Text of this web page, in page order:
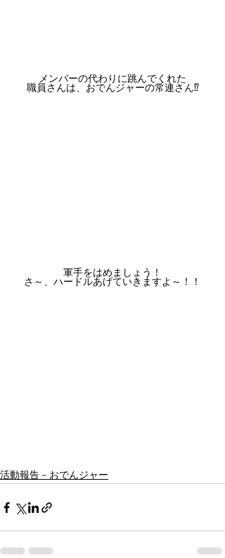
メンバーの代わりに跳んでくれた
職員さんは、おでんジャーの常連さん⁉
軍手をはめましょう！
さ～、ハードルあげていきますよ～！！
活動報告－おでんジャー